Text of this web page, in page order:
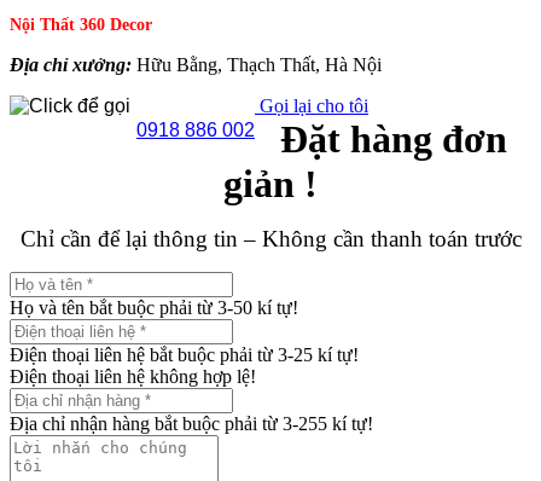
Nội Thất 360 Decor
Địa chỉ xưởng: Hữu Bằng, Thạch Thất, Hà Nội
0918 886 002
Gọi lại cho tôi
Đặt hàng đơn
giản !
Chỉ cần để lại thông tin – Không cần thanh toán trước
Họ và tên bắt buộc phải từ 3-50 kí tự!
Điện thoại liên hệ bắt buộc phải từ 3-25 kí tự!
Điện thoại liên hệ không hợp lệ!
Địa chỉ nhận hàng bắt buộc phải từ 3-255 kí tự!